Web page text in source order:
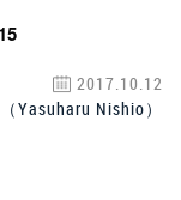
15
2017.10.12
Yasuharu Nishio）